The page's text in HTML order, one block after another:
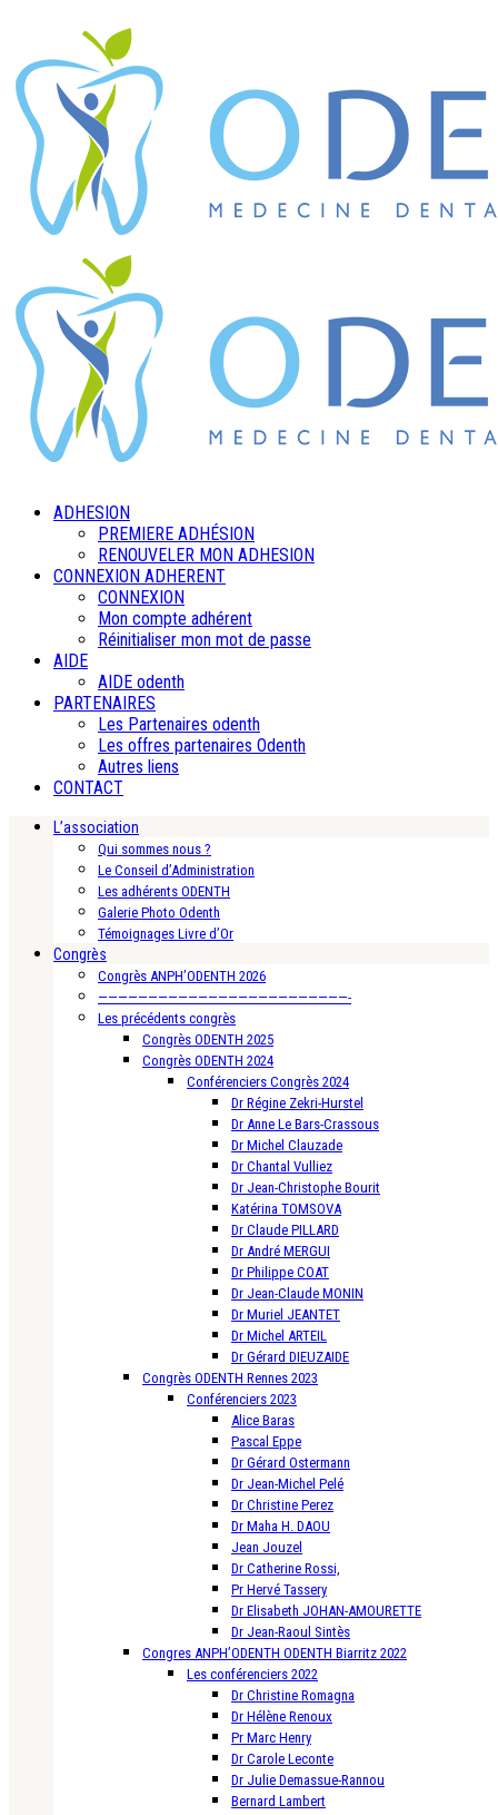
ADHESION
PREMIERE ADHÉSION
RENOUVELER MON ADHESION
CONNEXION ADHERENT
CONNEXION
Mon compte adhérent
Réinitialiser mon mot de passe
AIDE
AIDE odenth
PARTENAIRES
Les Partenaires odenth
Les offres partenaires Odenth
Autres liens
CONTACT
L’association
Qui sommes nous ?
Le Conseil d’Administration
Les adhérents ODENTH
Galerie Photo Odenth
Témoignages Livre d’Or
Congrès
Congrès ANPH’ODENTH 2026
—————————————————————————-
Les précédents congrès
Congrès ODENTH 2025
Congrès ODENTH 2024
Conférenciers Congrès 2024
Dr Régine Zekri-Hurstel
Dr Anne Le Bars-Crassous
Dr Michel Clauzade
Dr Chantal Vulliez
Dr Jean-Christophe Bourit
Katérina TOMSOVA
Dr Claude PILLARD
Dr André MERGUI
Dr Philippe COAT
Dr Jean-Claude MONIN
Dr Muriel JEANTET
Dr Michel ARTEIL
Dr Gérard DIEUZAIDE
Congrès ODENTH Rennes 2023
Conférenciers 2023
Alice Baras
Pascal Eppe
Dr Gérard Ostermann
Dr Jean-Michel Pelé
Dr Christine Perez
Dr Maha H. DAOU
Jean Jouzel
Dr Catherine Rossi,
Pr Hervé Tassery
Dr Elisabeth JOHAN-AMOURETTE
Dr Jean-Raoul Sintès
Congres ANPH’ODENTH ODENTH Biarritz 2022
Les conférenciers 2022
Dr Christine Romagna
Dr Hélène Renoux
Pr Marc Henry
Dr Carole Leconte
Dr Julie Demassue-Rannou
Bernard Lambert